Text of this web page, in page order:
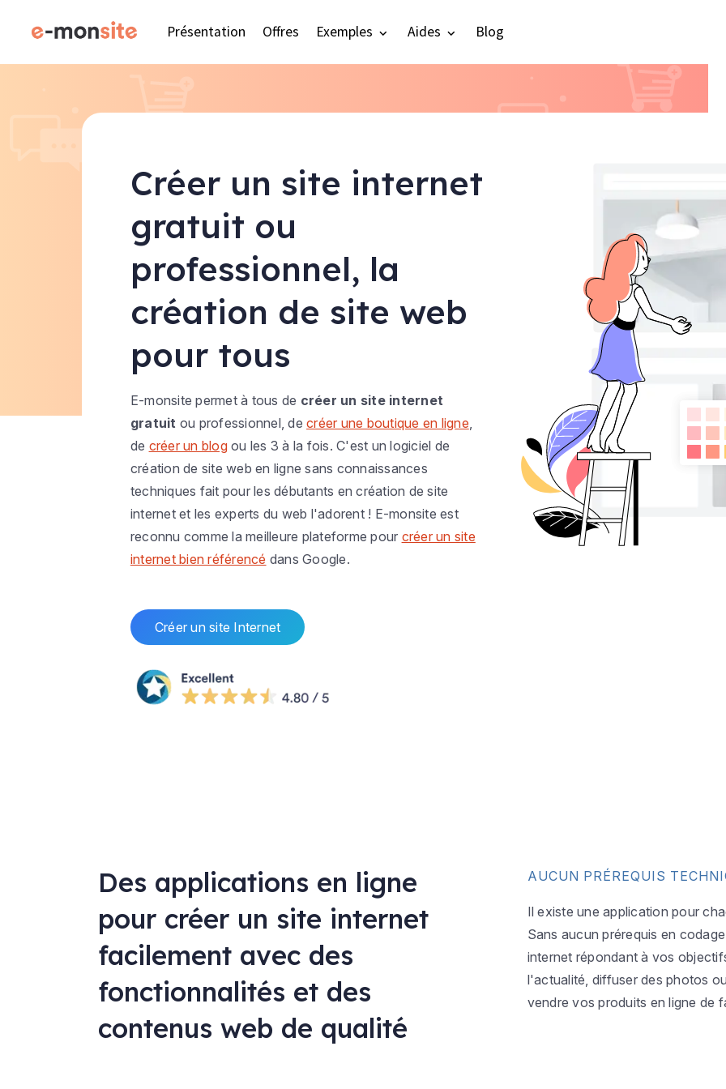
Présentation Offres Exemples Aides Blog
Créer un site internet
gratuit ou
professionnel, la
création de site web
pour tous
E-monsite permet à tous de créer un site internet
gratuit ou professionnel, decréer une boutique en ligne,
de créer un blogou les 3 à la fois. C'est un logiciel de
création de site web en ligne sans connaissances
techniques fait pour les débutants en création de site
internet et les experts du web l'adorent ! E-monsite est
reconnu comme la meilleure plateforme pour créer un site
internet bien référencé dans Google.
Créer un site Internet
Des applications en ligne
pour créer un site internet
facilement avec des
fonctionnalités et des
contenus web de qualité
AUCUN PRÉREQUIS
Il existe une application pour
Sans aucun prérequis en
internet répondant à vos
l'actualité, diffuser des photos
vendre vos produits en ligne de